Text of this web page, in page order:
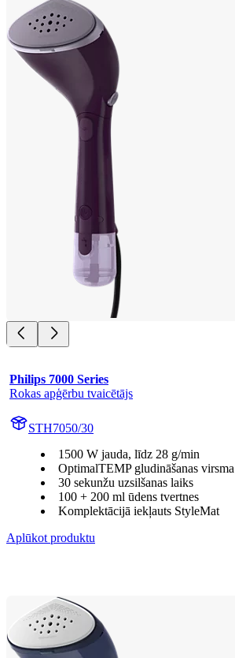
Philips 7000 Series
Rokas apģērbu tvaicētājs
STH7050/30
1500 W jauda, līdz 28 g/min
OptimalTEMP gludināšanas virsma
30 sekunžu uzsilšanas laiks
100 + 200 ml ūdens tvertnes
Komplektācijā iekļauts StyleMat
Aplūkot produktu